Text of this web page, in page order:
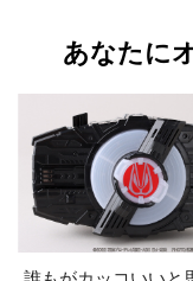
あなたに